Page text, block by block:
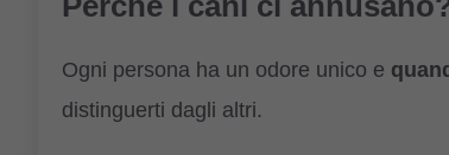
Ogni persona ha un odore unico e
distinguerti dagli altri.